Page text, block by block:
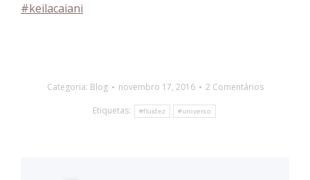
#keilacaiani
Categoria: Blog novembro 17, 2016
2 Comentários
Etiquetas:
#fluidez #universo